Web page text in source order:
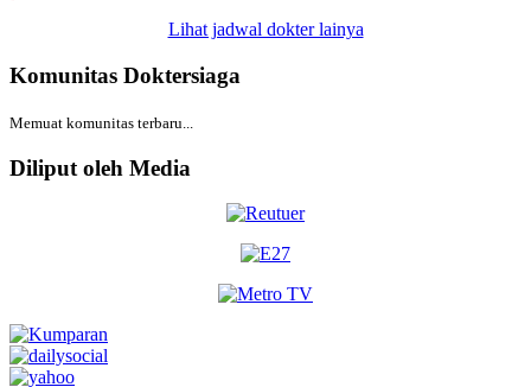
Lihat jadwal dokter lainya
Komunitas Doktersiaga
Memuat komunitas terbaru...
Diliput oleh Media